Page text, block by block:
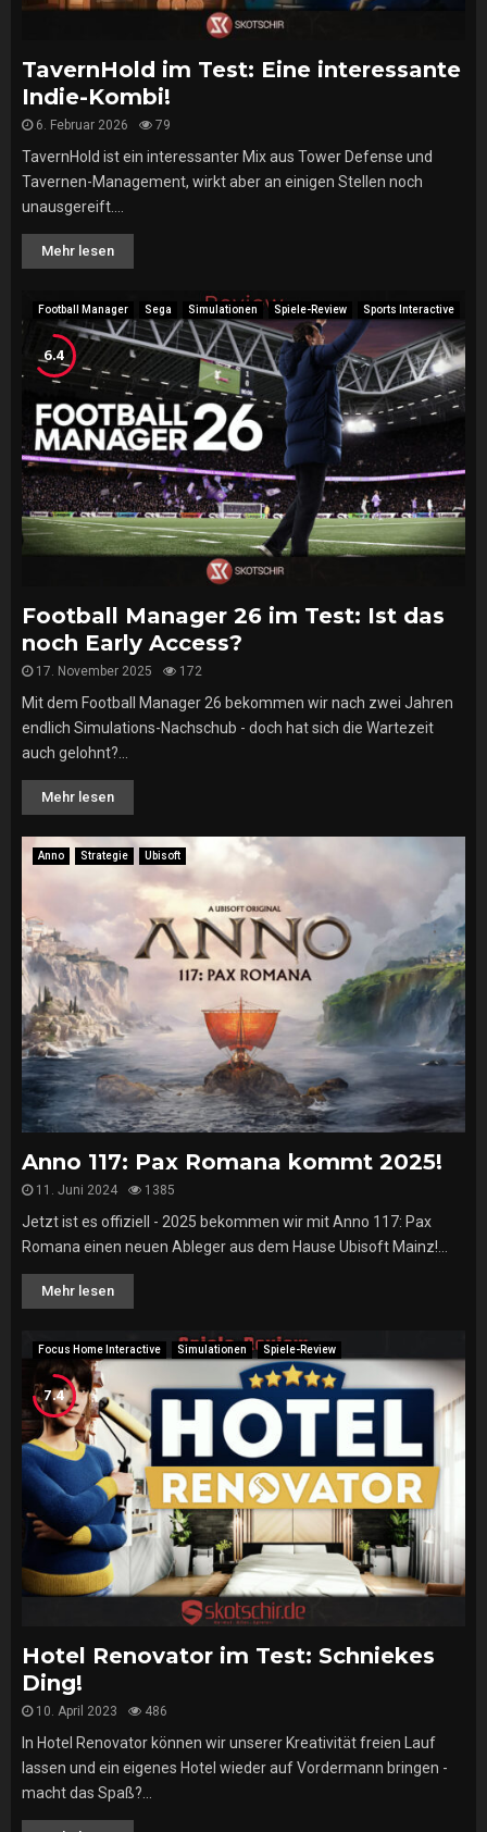
TavernHold im Test: Eine interessante
Indie-Kombi!
6. Februar 2026 79
TavernHold ist ein interessanter Mix aus Tower Defense und
Tavernen-Management, wirkt aber an einigen Stellen noch
unausgereift....
Mehr lesen
Football Manager Sega Simulationen Spiele-Review Sports Interactive
6.4
Football Manager 26 im Test: Ist das
noch Early Access?
17. November 2025 172
Mit dem Football Manager 26 bekommen wir nach zwei Jahren
endlich Simulations-Nachschub - doch hat sich die Wartezeit
auch gelohnt?...
Mehr lesen
Anno Strategie Ubisoft
Anno 117: Pax Romana kommt 2025!
11. Juni 2024 1385
Jetzt ist es offiziell - 2025 bekommen wir mit Anno 117: Pax
Romana einen neuen Ableger aus dem Hause Ubisoft Mainz!...
Mehr lesen
Focus Home Interactive Simulationen Spiele-Review
7.4
Hotel Renovator im Test: Schniekes
Ding!
10. April 2023 486
In Hotel Renovator können wir unserer Kreativität freien Lauf
lassen und ein eigenes Hotel wieder auf Vordermann bringen -
macht das Spaß?...